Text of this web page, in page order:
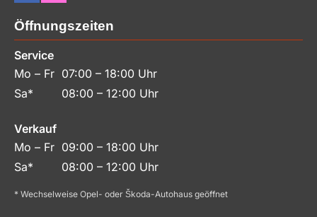
Öffnungszeiten
Service
Mo – Fr 07:00 – 18:00 Uhr
Sa*
08:00 – 12:00 Uhr
Verkauf
Mo – Fr 09:00 – 18:00 Uhr
Sa*
08:00 – 12:00 Uhr
* Wechselweise Opel- oder Škoda-Autohaus geöffnet